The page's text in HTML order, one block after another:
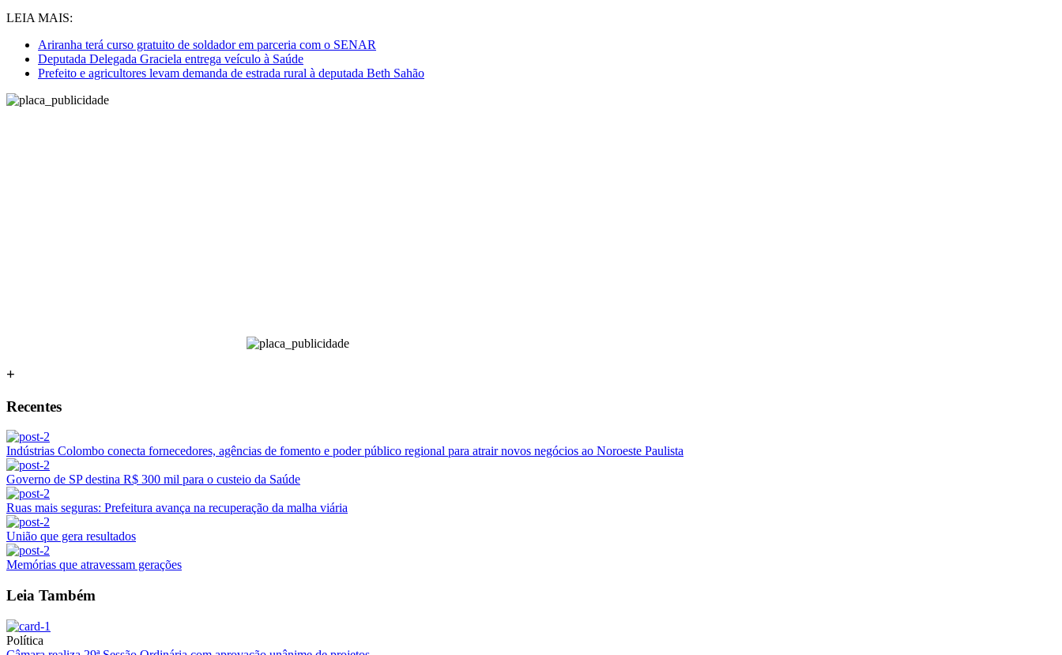
LEIA MAIS:
Ariranha terá curso gratuito de soldador em parceria com o SENAR
Deputada Delegada Graciela entrega veículo à Saúde
Prefeito e agricultores levam demanda de estrada rural à deputada Beth Sahão
+
Recentes
Indústrias Colombo conecta fornecedores, agências de fomento e poder público regional para atrair novos negócios ao Noroeste Paulista
Governo de SP destina R$ 300 mil para o custeio da Saúde
Ruas mais seguras: Prefeitura avança na recuperação da malha viária
União que gera resultados
Memórias que atravessam gerações
Leia Também
Política